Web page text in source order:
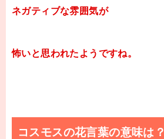
ネガティブな雰囲気が
怖いと思われたようですね。
コスモスの花言葉の意味は？